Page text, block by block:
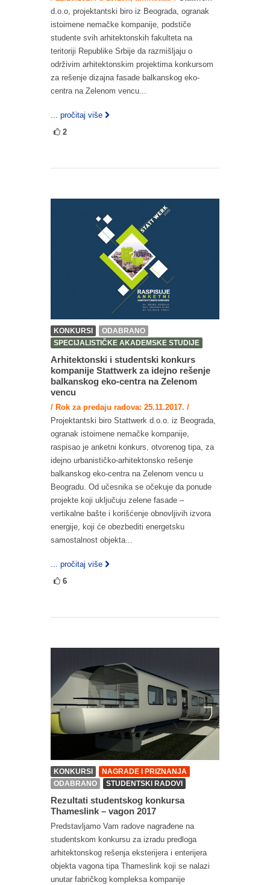
d.o.o, projektantski biro iz Beograda, ogranak
istoimene nemačke kompanije, podstiče
studente svih arhitektonskih fakulteta na
teritoriji Republike Srbije da razmišljaju o
održivim arhitektonskim projektima konkursom
za rešenje dizajna fasade balkanskog eko-
centra na Zelenom vencu...
... pročitaj više
2
KONKURSI
ODABRANO
SPECIJALISTIČKE AKADEMSKE STUDIJE
Arhitektonski i studentski konkurs
kompanije Stattwerk za idejno rešenje
balkanskog eko-centra na Zelenom
vencu
/ Rok za predaju radova: 25.11.2017. /
Projektantski biro Stattwerk d.o.o. iz Beograda,
ogranak istoimene nemačke kompanije,
raspisao je anketni konkurs, otvorenog tipa, za
idejno urbanističko-arhitektonsko rešenje
balkanskog eko-centra na Zelenom vencu u
Beogradu. Od učesnika se očekuje da ponude
projekte koji uključuju zelene fasade –
vertikalne bašte i korišćenje obnovljivih izvora
energije, koji će obezbediti energetsku
samostalnost objekta...
... pročitaj više
6
KONKURSI
NAGRADE I PRIZNANJA
ODABRANO
STUDENTSKI RADOVI
Rezultati studentskog konkursa
Thameslink – vagon 2017
Predstavljamo Vam radove nagrađene na
studentskom konkursu za izradu predloga
arhitektonskog rešenja eksterijera i enterijera
objekta vagona tipa Thameslink koji se nalazi
unutar fabričkog kompleksa kompanije